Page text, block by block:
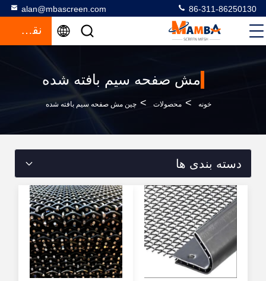
alan@mbascreen.com 86-311-86250130
نقل قول
مش صفحه سیم بافته شده
خونه > محصولات > چین مش صفحه سیم بافته شده
دسته بندی ها